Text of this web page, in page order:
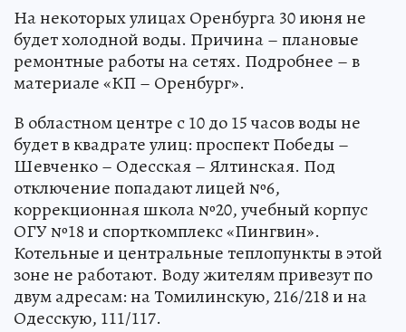
На некоторых улицах Оренбурга 30 июня не
будет холодной воды. Причина – плановые
ремонтные работы на сетях. Подробнее – в
материале «КП – Оренбург».
В областном центре с 10 до 15 часов воды не
будет в квадрате улиц: проспект Победы –
Шевченко – Одесская – Ялтинская. Под
отключение попадают лицей №6,
коррекционная школа №20, учебный корпус
ОГУ №18 и спорткомплекс «Пингвин».
Котельные и центральные теплопункты в этой
зоне не работают. Воду жителям привезут по
двум адресам: на Томилинскую, 216/218 и на
Одесскую, 111/117.